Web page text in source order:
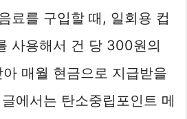
료를 구입할 때, 일회용 컵
사용해서 건 당 300원의
매월 현금으로 지급받을
에서는 탄소중립포인트 메